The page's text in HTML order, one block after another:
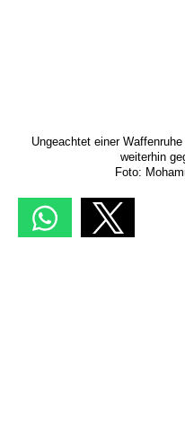
Ungeachtet einer
weiterhin
Foto: